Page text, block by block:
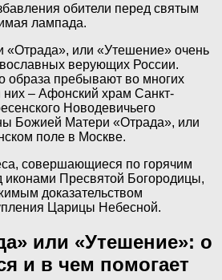
обители перед святым
лампада.
«Отрада», или «Утешение» очень
верующих России.
образа пребывают во многих
– Афонский храм Санкт-
Новодевичьего
Божией Матери «Отрада», или
поле в Москве.
совершающиеся по горячим
Пресвятой Богородицы,
доказательством
Царицы Небесной.
или «Утешение»: о
и в чем помогает